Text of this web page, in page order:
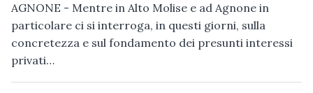
AGNONE - Mentre in Alto Molise e ad Agnone in
particolare ci si interroga, in questi giorni, sulla
concretezza e sul fondamento dei presunti interessi
privati…